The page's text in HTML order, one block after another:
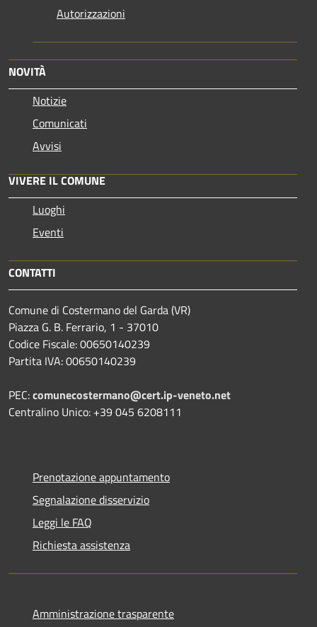
Autorizzazioni
NOVITÀ
Notizie
Comunicati
Avvisi
VIVERE IL COMUNE
Luoghi
Eventi
CONTATTI
Comune di Costermano del Garda (VR)
Piazza G. B. Ferrario, 1 - 37010
Codice Fiscale: 00650140239
Partita IVA: 00650140239
PEC:comunecostermano@cert.ip-veneto.net
Centralino Unico: +39 045 6208111
Prenotazione appuntamento
Segnalazione disservizio
Leggi le FAQ
Richiesta assistenza
Amministrazione trasparente